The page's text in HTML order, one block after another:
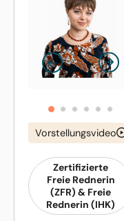
Vorstellungsvideo
Zertifizierte
Freie Rednerin
(ZFR) & Freie
Rednerin (IHK)